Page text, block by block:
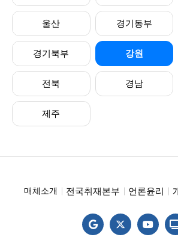
울산 경기동부
경기북부 강원
전북 경남
제주
매체소개 전국취재본부 언론윤리